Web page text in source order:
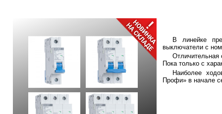
В линейке
выключатели с
Отличительная
Пока только с
Наиболее
Профи» в начале